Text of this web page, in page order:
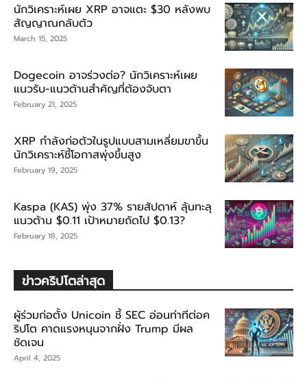
นักวิเคราะห์เผย XRP อาจแตะ $30 หลังพบ
สัญญาณกลับตัว
March 15, 2025
Dogecoin อาจร่วงต่อ? นักวิเคราะห์เผย
แนวรับ-แนวต้านสำคัญที่ต้องจับตา
February 21, 2025
XRP กำลังก่อตัวในรูปแบบสามเหลี่ยมขาขึ้น
นักวิเคราะห์ชี้โอกาสพุ่งขึ้นสูง
February 19, 2025
Kaspa (KAS) พุ่ง 37% รายสัปดาห์ ลุ้นทะลุ
แนวต้าน $0.11 เป้าหมายถัดไป $0.13?
February 18, 2025
ข่าวคริปโตล่าสุด
ผู้ร่วมก่อตั้ง Unicoin ชี้ SEC อ่อนท่าทีต่อค
ริปโต คาดแรงหนุนจากฝั่ง Trump มีผล
ชัดเจน
April 4, 2025